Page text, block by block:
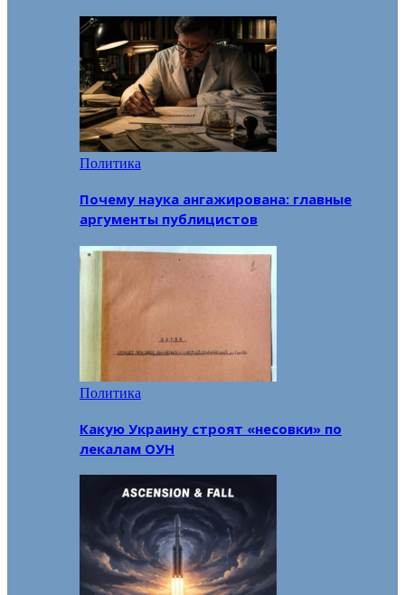
Политика
Почему наука ангажирована: главные
аргументы публицистов
Политика
Какую Украину строят «несовки» по
лекалам ОУН